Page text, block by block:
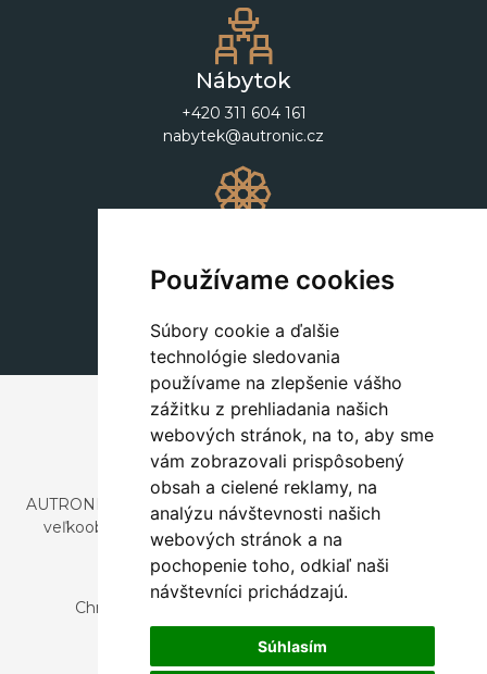
Používame cookies
Súbory cookie a ďalšie
technológie sledovania
používame na zlepšenie vášho
zážitku z prehliadania našich
webových stránok, na to, aby sme
vám zobrazovali prispôsobený
obsah a cielené reklamy, na
analýzu návštevnosti našich
webových stránok a na
pochopenie toho, odkiaľ naši
návštevníci prichádzajú.
Súhlasím
Nábytok
+420 311 604 161
nabytek@autronic.cz
+420 311 604 182
dekorace@autronic.cz
AUTRONIC, s.r.o. je spoločnosť zaoberajúca sa dovozom a
veľkoobchodným predajom dizajnového aj štýlového
nábytku a dekorácií.
Česká republika
Chrustenice 270, 267 12 Loděnice u Berouna
Slovensko
Nová 366, 032 02 Závažná Poruba